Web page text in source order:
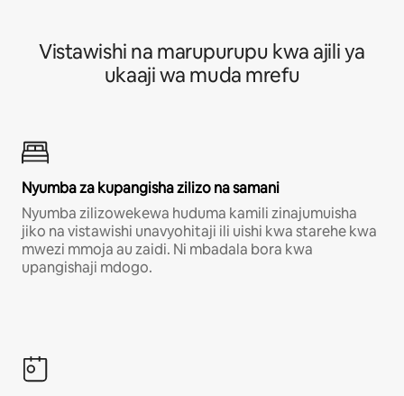
Vistawishi na marupurupu kwa ajili ya
ukaaji wa muda mrefu
Nyumba za kupangisha zilizo na samani
Nyumba zilizowekewa huduma kamili zinajumuisha
jiko na vistawishi unavyohitaji ili uishi kwa starehe kwa
mwezi mmoja au zaidi. Ni mbadala bora kwa
upangishaji mdogo.